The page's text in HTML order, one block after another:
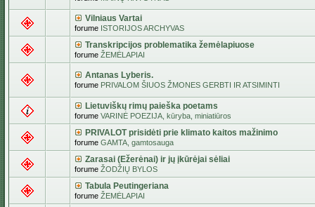
Vilniaus Vartai
forume ISTORIJOS ARCHYVAS
Transkripcijos problematika žemėlapiuose
forume ŽEMĖLAPIAI
Antanas Lyberis.
forume PRIVALOM ŠIUOS ŽMONES GERBTI IR ATSIMINTI
Lietuviškų rimų paieška poetams
forume VARINĖ POEZIJA, kūryba, miniatiūros
PRIVALOT prisidėti prie klimato kaitos mažinimo
forume GAMTA, gamtosauga
Zarasai (Ežerėnai) ir jų įkūrėjai sėliai
forume ŽODŽIŲ BYLOS
Tabula Peutingeriana
forume ŽEMĖLAPIAI